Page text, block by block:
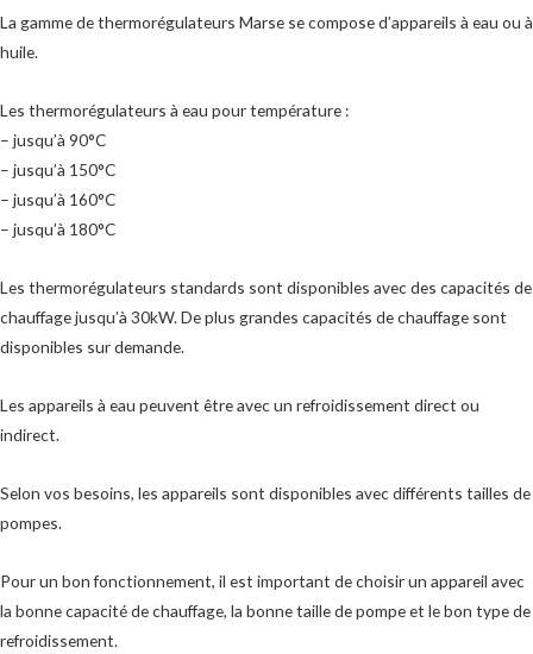
La gamme de thermorégulateurs Marse se compose d’appareils à eau ou à
huile.
Les thermorégulateurs à eau pour température :
– jusqu’à 90°C
– jusqu’à 150°C
– jusqu’à 160°C
– jusqu’à 180°C
Les thermorégulateurs standards sont disponibles avec des capacités de
chauffage jusqu’à 30kW. De plus grandes capacités de chauffage sont
disponibles sur demande.
Les appareils à eau peuvent être avec un refroidissement direct ou
indirect.
Selon vos besoins, les appareils sont disponibles avec différents tailles de
pompes.
Pour un bon fonctionnement, il est important de choisir un appareil avec
la bonne capacité de chauffage, la bonne taille de pompe et le bon type de
refroidissement.